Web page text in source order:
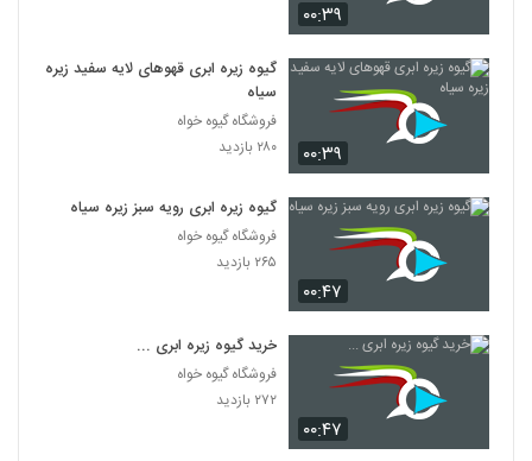
۰۰:۳۹
۰۰:۳۹
گیوه زیره ابری قهوهای لایه سفید زیره
سیاه
فروشگاه گیوه خواه
۲۸۰ بازدید
۰۰:۴۷
گیوه زیره ابری رویه سبز زیره سیاه
فروشگاه گیوه خواه
۲۶۵ بازدید
۰۰:۴۷
خرید گیوه زیره ابری ...
فروشگاه گیوه خواه
۲۷۲ بازدید